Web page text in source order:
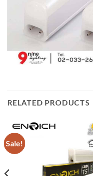
RELATED PRODUCTS
Sale!